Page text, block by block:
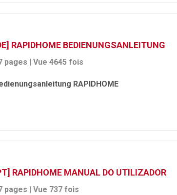
RAPIDHOME BEDIENUNGSANLEITUNG
pages | Vue 4645 fois
RAPIDHOME
RAPIDHOME MANUAL DO UTILIZADOR
pages | Vue 737 fois